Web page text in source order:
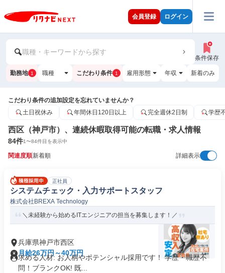
会員登録 ログイン
職種・キーワードから探す
条件保存
勤務地 1 職種 こだわり条件 1 雇用形態 年収 新着のみ
こだわり条件の追加設定を忘れていませんか？
土日祝休み
年間休日120日以上 完全週休2日制 学歴
西区（神戸市）、連続休暇取得可能の転職・求人情報
84件1〜84件目を表示中
関連度順新着順 詳細表示
正社員
システムチェック・入力サポートスタッフ
株式会社BREXA Technology
＼未経験から始めるITエンジニアの担当を募集します！／
兵庫県神戸市西区
月給26万円～40万円
求める人材: お人柄やポテンシャル採用です！ 学歴・職歴不
問！ブランクOK! 既...